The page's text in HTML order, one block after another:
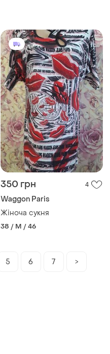
350 грн 4
Waggon Paris
Жіноча сукня
38 / M / 46
5 6 7 >